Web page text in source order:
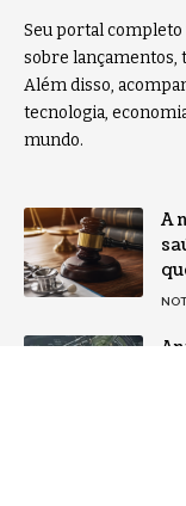
Seu portal
sobre lançamentos,
Além disso,
tecnologia,
mundo.
A